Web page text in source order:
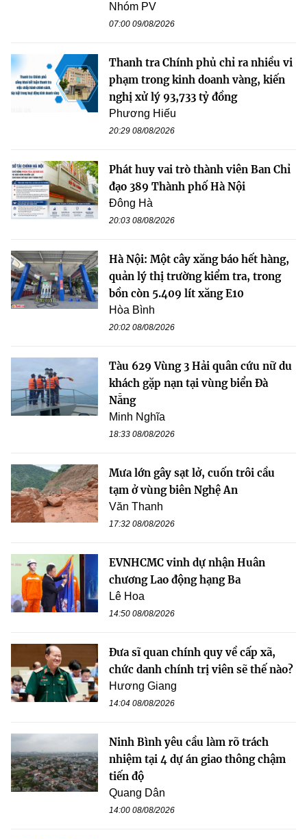
Nhóm PV
07:00 09/08/2026
Thanh tra Chính phủ chỉ ra nhiều vi
phạm trong kinh doanh vàng, kiến
nghị xử lý 93,733 tỷ đồng
Phương Hiếu
20:29 08/08/2026
Phát huy vai trò thành viên Ban Chỉ
đạo 389 Thành phố Hà Nội
Đông Hà
20:03 08/08/2026
Hà Nội: Một cây xăng báo hết hàng,
quản lý thị trường kiểm tra, trong
bồn còn 5.409 lít xăng E10
Hòa Bình
20:02 08/08/2026
Tàu 629 Vùng 3 Hải quân cứu nữ du
khách gặp nạn tại vùng biển Đà
Nẵng
Minh Nghĩa
18:33 08/08/2026
Mưa lớn gây sạt lở, cuốn trôi cầu
tạm ở vùng biên Nghệ An
Văn Thanh
17:32 08/08/2026
EVNHCMC vinh dự nhận Huân
chương Lao động hạng Ba
Lê Hoa
14:50 08/08/2026
Đưa sĩ quan chính quy về cấp xã,
chức danh chính trị viên sẽ thế nào?
Hương Giang
14:04 08/08/2026
Ninh Bình yêu cầu làm rõ trách
nhiệm tại 4 dự án giao thông chậm
tiến độ
Quang Dân
14:00 08/08/2026